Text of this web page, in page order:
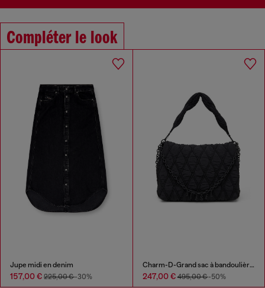
Compléter le look
Jupe midi en denim
157,00 € 225,00 €-30%
Charm-D-Grand sac à bandoulière en nylon délavé matelassé
247,00 €495,00 €-50%